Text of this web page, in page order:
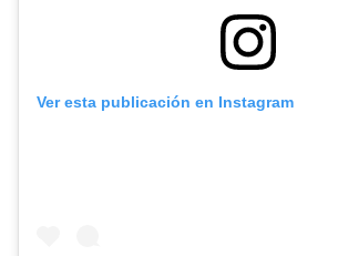
Ver esta publicación en Instagram